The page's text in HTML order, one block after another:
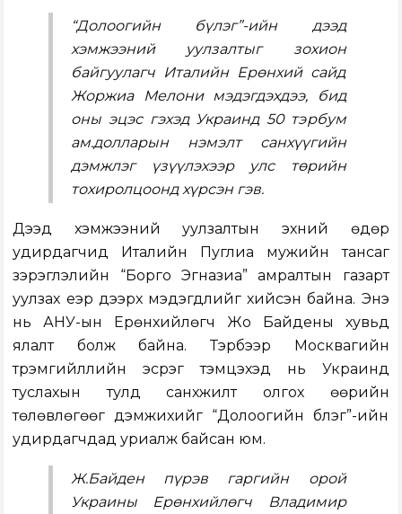
“Долоогийн бүлэг”-ийн дээд
хэмжээний уулзалтыг зохион
байгуулагч Италийн Ерөнхий сайд
Жоржиа Мелони мэдэгдэхдээ, бид
оны эцэс гэхэд Украинд 50 тэрбум
ам.долларын нэмэлт санхүүгийн
дэмжлэг үзүүлэхээр улс төрийн
тохиролцоонд хүрсэн гэв.
Дээд хэмжээний уулзалтын эхний өдөр
удирдагчид Италийн Пуглиа мужийн тансаг
зэрэглэлийн “Борго Эгназиа” амралтын газарт
уулзах үеэр дээрх мэдэгдлийг хийсэн байна. Энэ
нь АНУ-ын Ерөнхийлөгч Жо Байдены хувьд
ялалт болж байна. Тэрбээр Москвагийн
түрэмгийллийн эсрэг тэмцэхэд нь Украинд
туслахын тулд санхүүжилт олгох өөрийн
төлөвлөгөөг дэмжихийг “Долоогийн бүлэг”-ийн
удирдагчдад уриалж байсан юм.
Ж.Байден пүрэв гаргийн орой
Украины Ерөнхийлөгч Владимир